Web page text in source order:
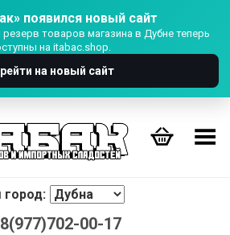
появился новый сайт
товаров магазина в Дубне теперь
на itabac.shop.
на новый сайт
Переключить Меню
город:
8(977)702-00-17